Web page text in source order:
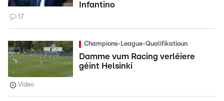
Infantino
17
Champions-League-Qualifikatioun
Damme vum Racing verléiere
géint Helsinki
Video